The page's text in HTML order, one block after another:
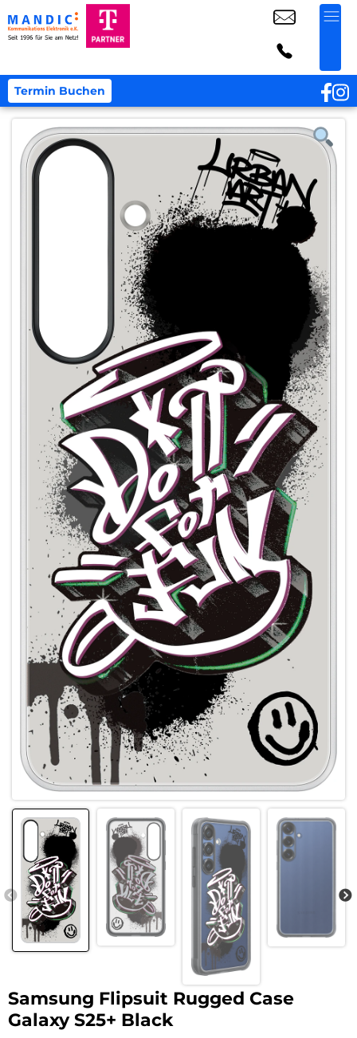
Termin Buchen
Samsung Flipsuit Rugged Case
Galaxy S25+ Black